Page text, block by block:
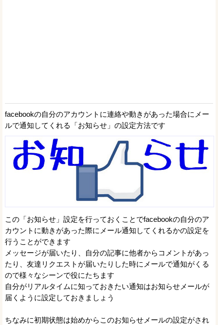
facebookの自分のアカウントに連絡や動きがあった場合にメー
ルで通知してくれる「お知らせ」の設定方法です
この「お知らせ」設定を行っておくことでfacebookの自分のア
カウントに動きがあった際にメール通知してくれるかの設定を
行うことができます
メッセージが届いたり、自分の記事に他者からコメントがあっ
たり、友達リクエストが届いたりした時にメールで通知がくる
ので様々なシーンで役にたちます
自分がリアルタイムに知っておきたい通知はお知らせメールが
届くように設定しておきましょう
ちなみに初期状態は始めからこのお知らせメールの設定がされ